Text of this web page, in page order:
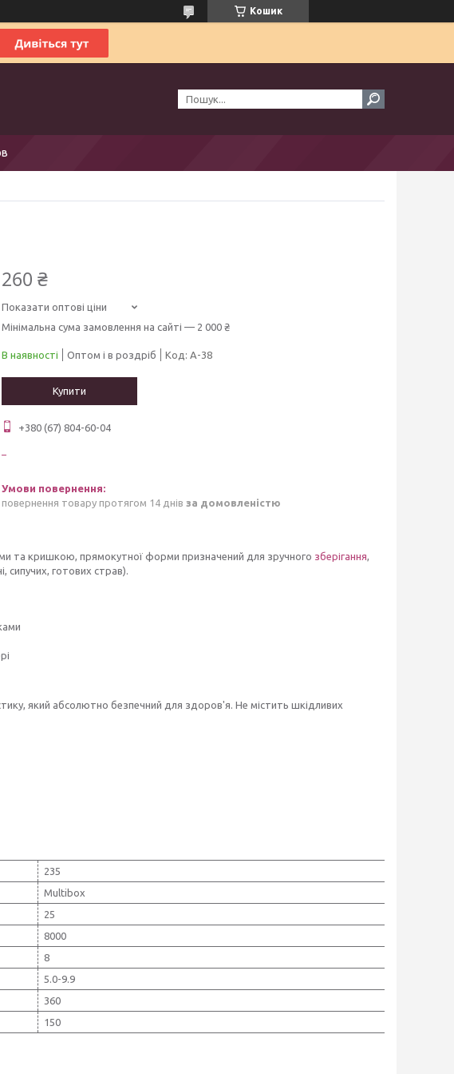
Кошик
260 ₴
Показати оптові ціни
Мінімальна сума замовлення на сайті — 2 000 ₴
В наявності Оптом і в роздріб Код: A-38
Купити
+380 (67) 804-60-04
повернення товару протягом 14 днів за домовленістю
та кришкою, прямокутної форми призначений для зручного зберігання
сипучих, готових страв).
який абсолютно безпечний для здоров'я. Не містить шкідливих
235
Multibox
25
8000
8
5.0-9.9
360
150